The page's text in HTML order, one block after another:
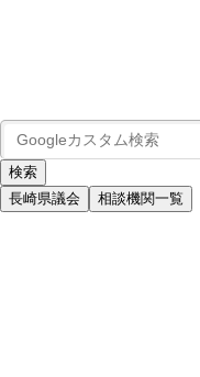
長崎県議会 相談機関一覧